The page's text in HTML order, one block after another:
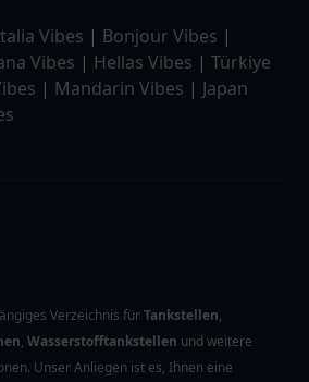
Vibes | Bonjour Vibes |
Vibes | Hellas Vibes | Türkiye
| Mandarin Vibes | Japan
Verzeichnis fürTankstellen,
, Wasserstofftankstellen und weitere
Unser Anliegen ist es, Ihnen eine